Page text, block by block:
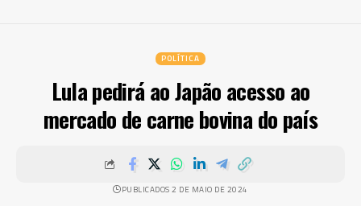
POLÍTICA
Lula pedirá ao Japão acesso ao
mercado de carne bovina do país
PUBLICADOS 2 DE MAIO DE 2024